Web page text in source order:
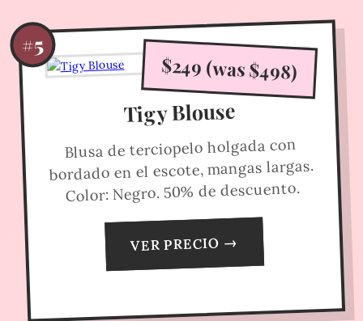
#5
$249 (was $498)
Tigy Blouse
Blusa de terciopelo holgada con
bordado en el escote, mangas largas.
Color: Negro. 50% de descuento.
VER PRECIO →